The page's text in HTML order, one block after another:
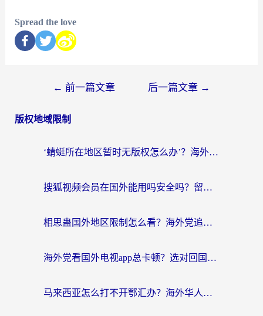
Spread the love
← 前一篇文章 后一篇文章 →
版权地域限制
‘蜻蜓所在地区暂时无版权怎么办’？海外党看国内内容、办国内事的实用指南
搜狐视频会员在国外能用吗安全吗？留学生亲测有效的回国观影解决方案
相思蛊国外地区限制怎么看？海外党追剧听歌的终极解决方案
海外党看国外电视app总卡顿？选对回国加速器，追剧购物两不误
马来西亚怎么打不开鄂汇办？海外华人必备的回国加速指南，解决追剧、办事、阅读难题